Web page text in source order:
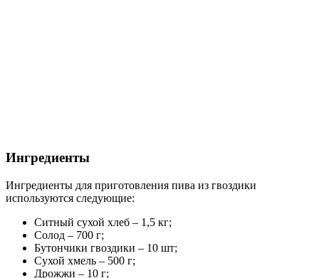
Ингредиенты
Ингредиенты для приготовления пива из гвоздики
используются следующие:
Ситный сухой хлеб – 1,5 кг;
Солод – 700 г;
Бутончики гвоздики – 10 шт;
Сухой хмель – 500 г;
Дрожжи – 10 г;